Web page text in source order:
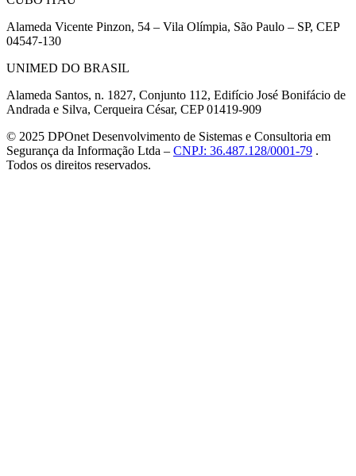
Alameda Vicente Pinzon, 54 – Vila Olímpia, São Paulo – SP, CEP
04547-130
UNIMED DO BRASIL
Alameda Santos, n. 1827, Conjunto 112, Edifício José Bonifácio de
Andrada e Silva, Cerqueira César, CEP 01419-909
© 2025 DPOnet Desenvolvimento de Sistemas e Consultoria em
Segurança da Informação Ltda – CNPJ: 36.487.128/0001-79 .
Todos os direitos reservados.